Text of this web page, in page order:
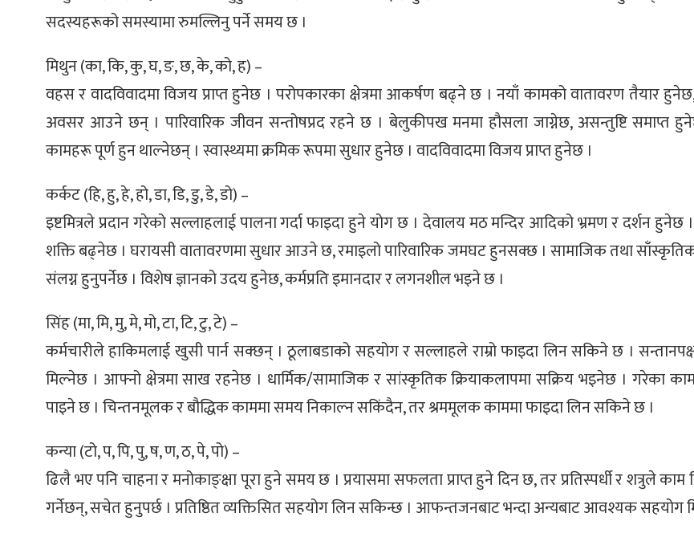
सदस्यहरूको समस्यामा रुमल्लिनु पर्ने समय छ ।
मिथुन (का, कि, कु, घ, ङ, छ, के, को, ह) –
वहस र वादविवादमा विजय प्राप्त हुनेछ । परोपकारका क्षेत्रमा आकर्षण बढ्ने छ । नयाँ कामको वातावरण तैयार
अवसर आउने छन् । पारिवारिक जीवन सन्तोषप्रद रहने छ । बेलुकीपख मनमा हौसला जाग्नेछ, असन्तुष्टि समाप्त
कामहरू पूर्ण हुन थाल्नेछन् । स्वास्थ्यमा क्रमिक रूपमा सुधार हुनेछ । वादविवादमा विजय प्राप्त हुनेछ ।
कर्कट (हि, हु, हे, हो, डा, डि, डु, डे, डो) –
इष्टमित्रले प्रदान गरेको सल्लाहलाई पालना गर्दा फाइदा हुने योग छ । देवालय मठ मन्दिर आदिको भ्रमण र दर्शन हुनेछ
शक्ति बढ्नेछ । घरायसी वातावरणमा सुधार आउने छ, रमाइलो पारिवारिक जमघट हुनसक्छ । सामाजिक तथा साँस्कृतिक
संलग्न हुनुपर्नेछ । विशेष ज्ञानको उदय हुनेछ, कर्मप्रति इमानदार र लगनशील भइने छ ।
सिंह (मा, मि, मु, मे, मो, टा, टि, टु, टे) –
कर्मचारीले हाकिमलाई खुसी पार्न सक्छन् । ठूलाबडाको सहयोग र सल्लाहले राम्रो फाइदा लिन सकिने छ ।
मिल्नेछ । आफ्नो क्षेत्रमा साख रहनेछ । धार्मिक/सामाजिक र सांस्कृतिक क्रियाकलापमा सक्रिय भइनेछ । गरेका
पाइने छ । चिन्तनमूलक र बौद्धिक काममा समय निकाल्न सकिंदैन, तर श्रममूलक काममा फाइदा लिन सकिने छ ।
कन्या (टो, प, पि, पु, ष, ण, ठ, पे, पो) –
ढिलै भए पनि चाहना र मनोकाङ्क्षा पूरा हुने समय छ । प्रयासमा सफलता प्राप्त हुने दिन छ, तर प्रतिस्पर्धी र शत्रुले काम
गर्नेछन्, सचेत हुनुपर्छ । प्रतिष्ठित व्यक्तिसित सहयोग लिन सकिन्छ । आफन्तजनबाट भन्दा अन्यबाट आवश्यक सहयोग